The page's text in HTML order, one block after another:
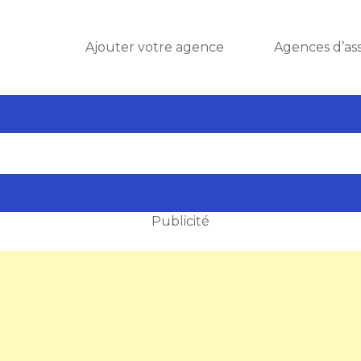
Ajouter votre agence Agences
Publicité